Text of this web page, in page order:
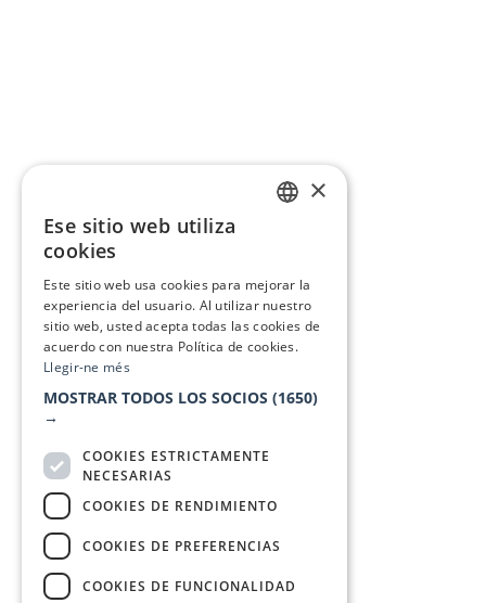
×
Ese sitio web utiliza
cookies
Este sitio web usa cookies para mejorar la
experiencia del usuario. Al utilizar nuestro
sitio web, usted acepta todas las cookies de
acuerdo con nuestra Política de cookies.
Llegir-ne més
MOSTRAR TODOS LOS SOCIOS (1650)
→
COOKIES ESTRICTAMENTE
NECESARIAS
COOKIES DE RENDIMIENTO
COOKIES DE PREFERENCIAS
COOKIES DE FUNCIONALIDAD